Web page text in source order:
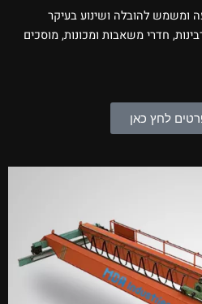
ומשמש להובלה ושינוע בעיקר
חדרי משאבות ומכונות, מוסכים
לחץ כאן